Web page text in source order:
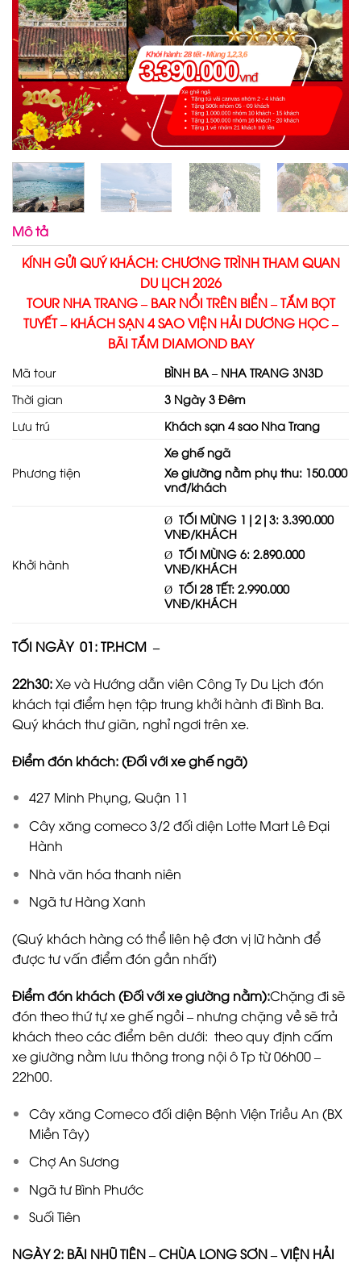
Mô tả
KÍNH GỬI QUÝ KHÁCH: CHƯƠNG TRÌNH THAM QUAN
DU LỊCH 2026
TOUR NHA TRANG – BAR NỔI TRÊN BIỂN – TẮM BỌT
TUYẾT – KHÁCH SẠN 4 SAO VIỆN HẢI DƯƠNG HỌC –
BÃI TẮM DIAMOND BAY
Mã tour BÌNH BA – NHA TRANG 3N3D
Thời gian
3 Ngày 3 Đêm
Lưu trú
Khách sạn 4 sao Nha Trang
Phương tiện
Xe ghế ngã
Xe giường nằm phụ thu: 150.000
vnđ/khách
Khởi hành
ØTỐI MÙNG 1|2|3: 3.390.000
VNĐ/KHÁCH
ØTỐI MÙNG 6: 2.890.000
VNĐ/KHÁCH
ØTỐI 28 TẾT: 2.990.000
VNĐ/KHÁCH
TỐI NGÀY 01:TP.HCM –
22h30:Xe và Hướng dẫn viên Công Ty Du Lịch đón
khách tại điểm hẹn tập trung khởi hành đi Bình Ba.
Quý khách thư giãn, nghỉ ngơi trên xe.
Điểm đón khách: (Đối với xe ghế ngã)
427 Minh Phụng, Quận 11
Cây xăng comeco 3/2 đối diện Lotte Mart Lê Đại
Hành
Nhà văn hóa thanh niên
Ngã tư Hàng Xanh
(Quý khách hàng có thể liên hệ đơn vị lữ hành để
được tư vấn điểm đón gần nhất)
Điểm đón khách (Đối với xe giường nằm):Chặng đi sẽ
đón theo thứ tự xe ghế ngồi – nhưng chặng về sẽ trả
khách theo các điểm bên dưới: theo quy định cấm
xe giường nằm lưu thông trong nội ô Tp từ 06h00 –
22h00.
Cây xăng Comeco đối diện Bệnh Viện Triều An (BX
Miền Tây)
Chợ An Sương
Ngã tư Bình Phước
Suối Tiên
NGÀY 2: BÃI NHŨ TIÊN – CHÙA LONG SƠN – VIỆN HẢI